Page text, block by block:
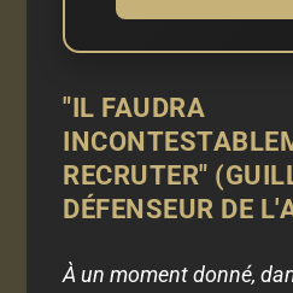
"IL FAUDRA
RECRUTER"
DÉFENSEUR DE
À un moment donné,